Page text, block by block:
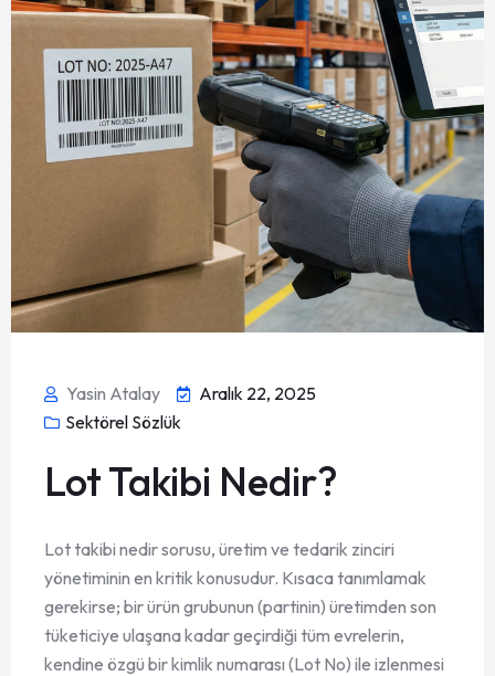
Yasin Atalay
Aralık 22, 2025
Sektörel Sözlük
Lot Takibi Nedir?
Lot takibi nedir sorusu, üretim ve tedarik zinciri
yönetiminin en kritik konusudur. Kısaca tanımlamak
gerekirse; bir ürün grubunun (partinin) üretimden son
tüketiciye ulaşana kadar geçirdiği tüm evrelerin,
kendine özgü bir kimlik numarası (Lot No) ile izlenmesi